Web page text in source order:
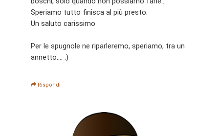
Speriamo tutto finisca al più presto.
Un saluto carissimo
Per le spugnole ne riparleremo, speriamo, tra un
annetto.... :)
Rispondi